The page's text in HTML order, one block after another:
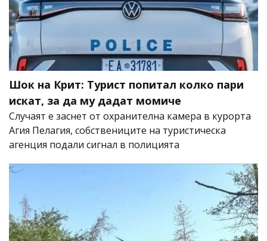
Шок на Крит: Турист попитал колко пари
искат, за да му дадат момиче
Случаят е заснет от охранителна камера в курорта
Агия Пелагия, собствениците на туристическа
агенция подали сигнал в полицията